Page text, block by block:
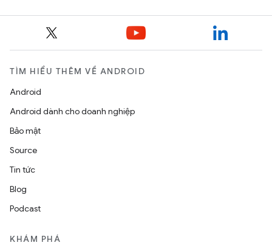
TÌM HIỂU THÊM VỀ ANDROID
Android
Android dành cho doanh nghiệp
Bảo mật
Source
Tin tức
Blog
Podcast
KHÁM PHÁ